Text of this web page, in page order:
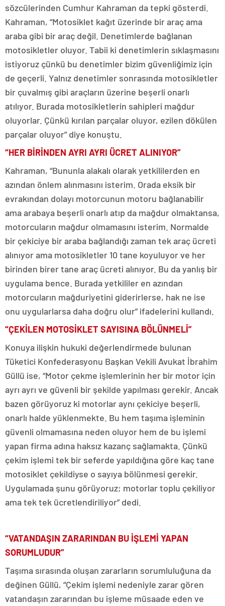
sözcülerinden Cumhur Kahraman da tepki gösterdi.
Kahraman, “Motosiklet kağıt üzerinde bir araç ama
araba gibi bir araç değil. Denetimlerde bağlanan
motosikletler oluyor. Tabii ki denetimlerin sıklaşmasını
istiyoruz çünkü bu denetimler bizim güvenliğimiz için
de geçerli. Yalnız denetimler sonrasında motosikletler
bir çuvalmış gibi araçların üzerine beşerli onarlı
atılıyor. Burada motosikletlerin sahipleri mağdur
oluyorlar. Çünkü kırılan parçalar oluyor, ezilen dökülen
parçalar oluyor” diye konuştu.
“HER BİRİNDEN AYRI AYRI ÜCRET ALINIYOR”
Kahraman, “Bununla alakalı olarak yetkililerden en
azından önlem alınmasını isterim. Orada eksik bir
evrakından dolayı motorcunun motoru bağlanabilir
ama arabaya beşerli onarlı atıp da mağdur olmaktansa,
motorcuların mağdur olmamasını isterim. Normalde
bir çekiciye bir araba bağlandığı zaman tek araç ücreti
alınıyor ama motosikletler 10 tane koyuluyor ve her
birinden birer tane araç ücreti alınıyor. Bu da yanlış bir
uygulama bence. Burada yetkililer en azından
motorcuların mağduriyetini giderirlerse, hak ne ise
onu uygularlarsa daha doğru olur” ifadelerini kullandı.
“ÇEKİLEN MOTOSİKLET SAYISINA BÖLÜNMELİ”
Konuya ilişkin hukuki değerlendirmede bulunan
Tüketici Konfederasyonu Başkan Vekili Avukat İbrahim
Güllü ise, “Motor çekme işlemlerinin her bir motor için
ayrı ayrı ve güvenli bir şekilde yapılması gerekir. Ancak
bazen görüyoruz ki motorlar aynı çekiciye beşerli,
onarlı halde yüklenmekte. Bu hem taşıma işleminin
güvenli olmamasına neden oluyor hem de bu işlemi
yapan firma adına haksız kazanç sağlamakta. Çünkü
çekim işlemi tek bir seferde yapıldığına göre kaç tane
motosiklet çekildiyse o sayıya bölünmesi gerekir.
Uygulamada şunu görüyoruz; motorlar toplu çekiliyor
ama tek tek ücretlendiriliyor” dedi.
“VATANDAŞIN ZARARINDAN BU İŞLEMİ YAPAN
SORUMLUDUR”
Taşıma sırasında oluşan zararların sorumluluğuna da
değinen Güllü, “Çekim işlemi nedeniyle zarar gören
vatandaşın zararından bu işleme müsaade eden ve